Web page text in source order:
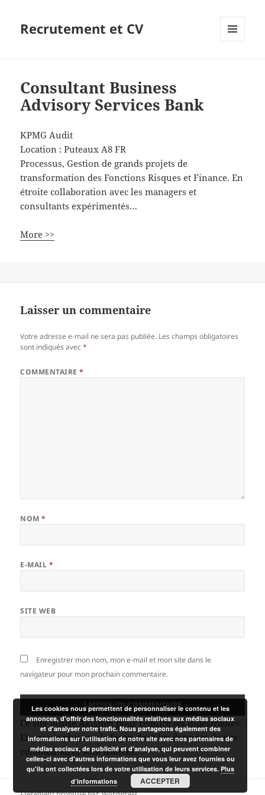
Recrutement et CV
Consultant Business
Advisory Services Bank
KPMG Audit
Location :Puteaux A8 FR
Processus, Gestion de grands projets de
transformation des Fonctions Risques et Finance. En
étroite collaboration avec les managers et
consultants expérimentés…
More >>
Laisser un commentaire
Votre adresse e-mail ne sera pas publiée. Les champs obligatoires
sont indiqués avec*
COMMENTAIRE*
NOM*
E-MAIL *
SITE WEB
Enregistrer mon nom, mon e-mail et mon site dans le
navigateur pour mon prochain commentaire.
Ce site utilise Akismet pour réduire les indésirables.
En savoir plus sur la façon dont les données de vos
commentaires sont traitées.
Les cookies nous permettent de personnaliser le contenu et les
annonces, d'offrir des fonctionnalités relatives aux médias sociaux
et d'analyser notre trafic. Nous partageons également des
informations sur l'utilisation de notre site avec nos partenaires de
médias sociaux, de publicité et d'analyse, qui peuvent combiner
celles-ci avec d'autres informations que vous leur avez fournies ou
qu'ils ont collectées lors de votre utilisation de leurs services. Plus
d’informations
ACCEPTER